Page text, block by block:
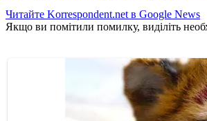
Читайте Korrespondent.net в Google News
Якщо ви помітили помилку, виділіть